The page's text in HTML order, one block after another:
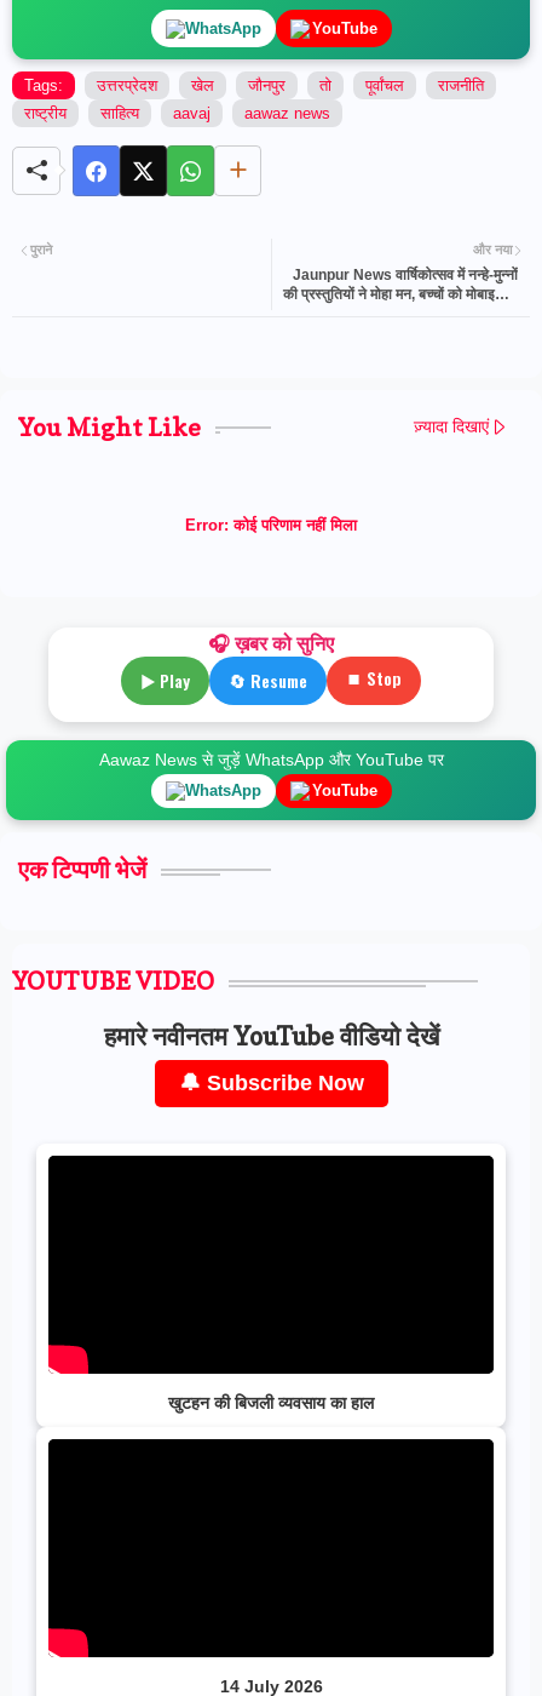
WhatsApp YouTube
Tags: उत्तरप्रेदश खेल जौनपुर तो पूर्वांचल
राजनीति
राष्ट्रीय
साहित्य aavaj aawaz news
और नया
Jaunpur News वार्षिकोत्सव में नन्हे-मुन्नों
की प्रस्तुतियों ने मोहा मन, बच्चों को मोबाइल से
पुराने
You Might Like ज़्यादा दिखाएं
Error: कोई परिणाम नहीं मिला
🎧 ख़बर को सुनिए
▶ Play 🔄 Resume ⏹ Stop
Aawaz News से जुड़ें WhatsApp और YouTube पर
WhatsApp YouTube
एक टिप्पणी भेजें
YOUTUBE VIDEO
हमारे नवीनतम YouTube वीडियो देखें
🔔 Subscribe Now
खुटहन की बिजली व्यवसाय का हाल
14 July 2026